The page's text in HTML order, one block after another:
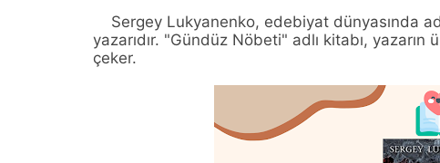
Sergey Lukyanenko, edebiyat dünyasında
yazarıdır. "Gündüz Nöbeti" adlı kitabı,
çeker.